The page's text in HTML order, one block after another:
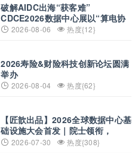
破解AIDC出海“获客难”
CDCE2026数据中心展以“算电协
同”重构全球算力供应链
2026-08-06 热度{12}
2026寿险&财险科技创新论坛圆满
举办
2026-08-04 热度{62}
【匠歆出品】2026全球数据中心基
础设施大会首发｜院士领衔，
100+头部企业已确认，500人齐聚
2026-07-30 热度{308}